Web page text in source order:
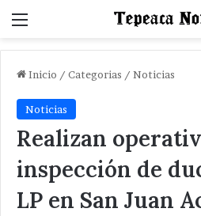
Menu
Inicio / Categorias / Noticias
Noticias
Realizan
inspección de
LP en San Juan